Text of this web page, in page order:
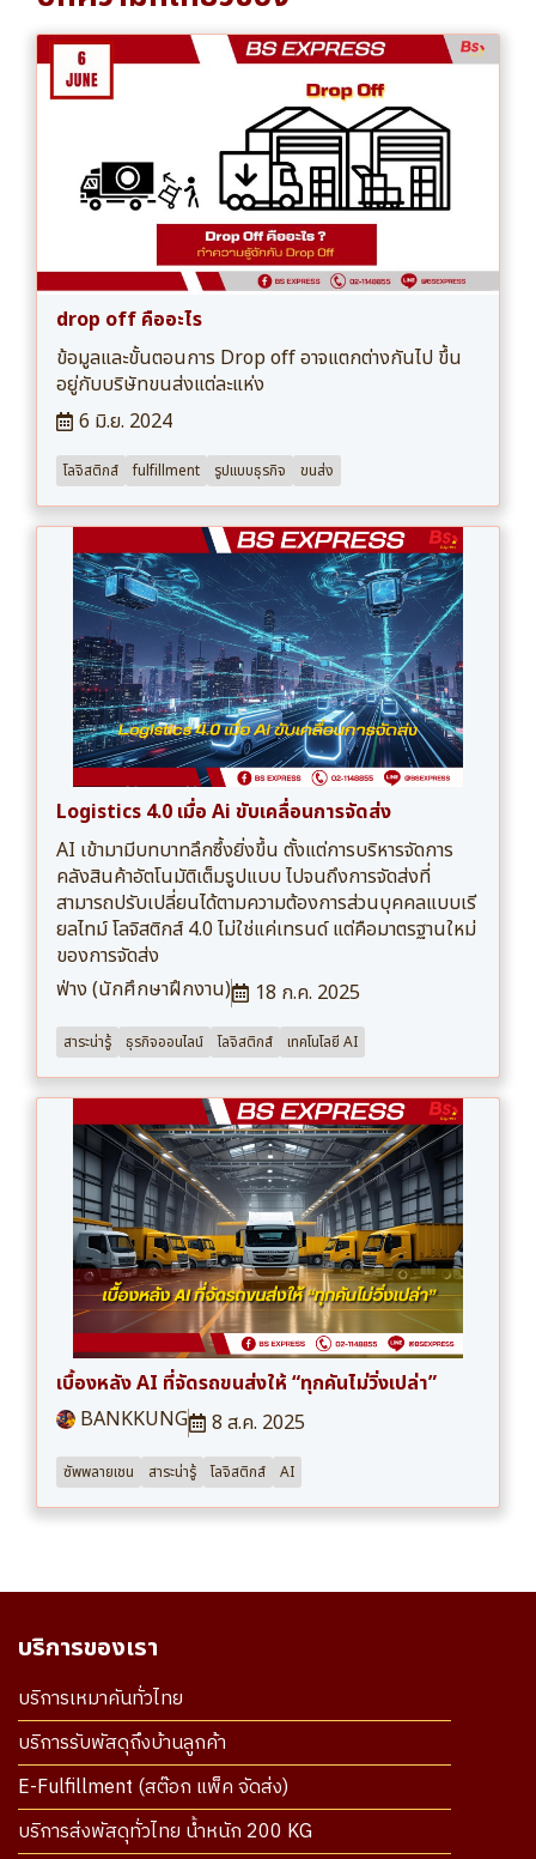
drop off คืออะไร
ข้อมูลและขั้นตอนการ Drop off อาจแตกต่างกันไป ขึ้น
อยู่กับบริษัทขนส่งแต่ละแห่ง
6 มิ.ย. 2024
โลจิสติกส์ fulfillment รูปแบบธุรกิจ ขนส่ง
Logistics 4.0 เมื่อ Ai ขับเคลื่อนการจัดส่ง
AI เข้ามามีบทบาทลึกซึ้งยิ่งขึ้น ตั้งแต่การบริหารจัดการ
คลังสินค้าอัตโนมัติเต็มรูปแบบ ไปจนถึงการจัดส่งที่
สามารถปรับเปลี่ยนได้ตามความต้องการส่วนบุคคลแบบเรี
ยลไทม์ โลจิสติกส์ 4.0 ไม่ใช่แค่เทรนด์ แต่คือมาตรฐานใหม่
ของการจัดส่ง
ฟ่าง (นักศึกษาฝึกงาน)
18 ก.ค. 2025
สาระน่ารู้ ธุรกิจออนไลน์ โลจิสติกส์ เทคโนโลยี AI
เบื้องหลัง AI ที่จัดรถขนส่งให้ “ทุกคันไม่วิ่งเปล่า”
BANKKUNG
8 ส.ค. 2025
ซัพพลายเชน สาระน่ารู้ โลจิสติกส์ AI
บริการของเรา
บริการเหมาคันทั่วไทย
บริการรับพัสดุถึงบ้านลูกค้า
E-Fulfillment (สต๊อก แพ็ค จัดส่ง)
บริการส่งพัสดุทั่วไทย น้ำหนัก 200 KG